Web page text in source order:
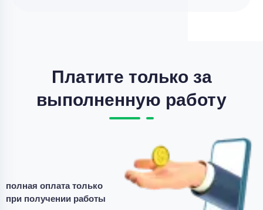
Платите только за
выполненную работу
полная оплата только
при получении работы